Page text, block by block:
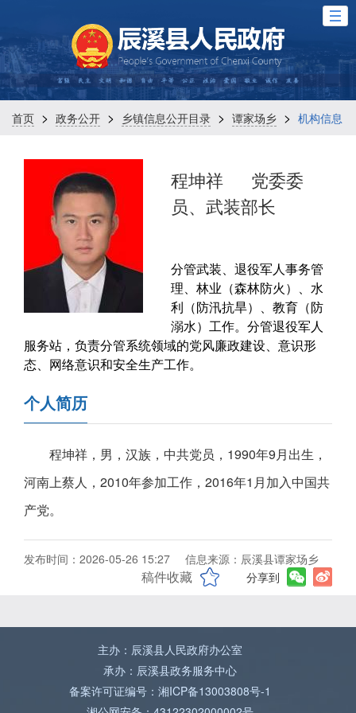
首页 > 政务公开 > 乡镇信息公开目录 > 谭家场乡 > 机构信息
程坤祥
党委委
员、武装部长
分管武装、退役军人事务管
理、林业（森林防火）、水
利（防汛抗旱）、教育（防
溺水）工作。分管退役军人
服务站，负责分管系统领域的党风廉政建设、意识形
态、网络意识和安全生产工作。
个人简历
程坤祥，男，汉族，中共党员，1990年9月出生，
河南上蔡人，2010年参加工作，2016年1月加入中国共
产党。
发布时间：2026-05-26 15:27 信息来源：辰溪县谭家场乡
稿件收藏 分享到
主办：辰溪县人民政府办公室
承办：辰溪县政务服务中心
备案许可证编号：湘ICP备13003808号-1